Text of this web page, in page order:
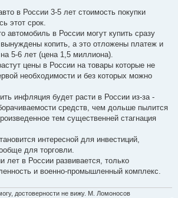
в России 3-5 лет стоимость покупки
этот срок.
автомобиль в России могут купить сразу
копить, а это отложены платеж и
5-6 лет (цена 1,5 миллиона).
цены в России на товары которые не
необходимости и без которых можно
инфляция будет расти в России из-за -
средств, чем дольше пылится
тем существенней стагнация
интересной для инвестиций,
для торговли.
лет в России развивается, только
и военно-промышленный комплекс.
достоверности не вижу. М. Ломоносов